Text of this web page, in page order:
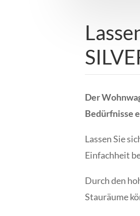
Der
Bedürfnisse
Lassen Sie
Einfachheit
Durch den
Stauräume